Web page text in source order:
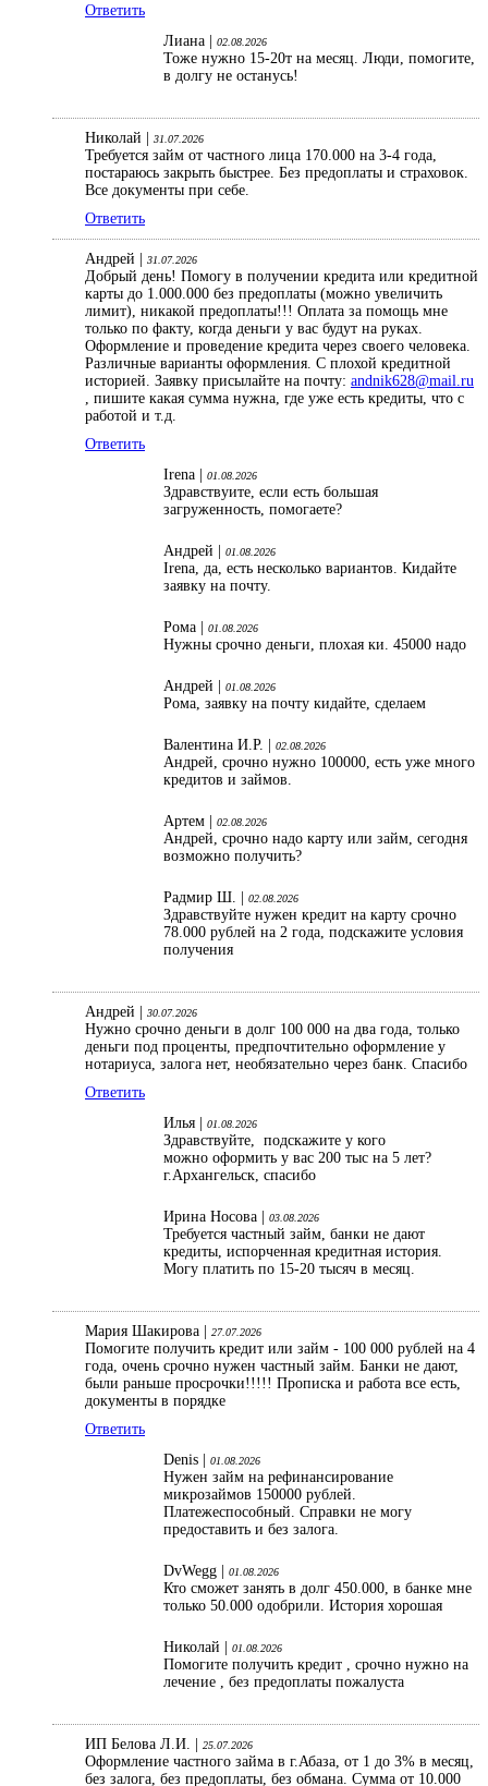
Ответить
Лиана | 02.08.2026
Тоже нужно 15-20т на месяц. Люди, помогите,
в долгу не останусь!
Николай | 31.07.2026
Требуется займ от частного лица 170.000 на 3-4 года,
постараюсь закрыть быстрее. Без предоплаты и страховок.
Все документы при себе.
Ответить
Андрей | 31.07.2026
Добрый день! Помогу в получении кредита или кредитной
карты до 1.000.000 без предоплаты (можно увеличить
лимит), никакой предоплаты!!! Оплата за помощь мне
только по факту, когда деньги у вас будут на руках.
Оформление и проведение кредита через своего человека.
Различные варианты оформления. С плохой кредитной
историей. Заявку присылайте на почту: andnik628@mail.ru
, пишите какая сумма нужна, где уже есть кредиты, что с
работой и т.д.
Ответить
Irena | 01.08.2026
Здравствуите, если есть большая
загруженность, помогаете?
Андрей | 01.08.2026
Irena, да, есть несколько вариантов. Кидайте
заявку на почту.
Рома | 01.08.2026
Нужны срочно деньги, плохая ки. 45000 надо
Андрей | 01.08.2026
Рома, заявку на почту кидайте, сделаем
Валентина И.Р. | 02.08.2026
Андрей, срочно нужно 100000, есть уже много
кредитов и займов.
Артем | 02.08.2026
Андрей, срочно надо карту или займ, сегодня
возможно получить?
Радмир Ш. | 02.08.2026
Здравствуйте нужен кредит на карту срочно
78.000 рублей на 2 года, подскажите условия
получения
Андрей | 30.07.2026
Нужно срочно деньги в долг 100 000 на два года, только
деньги под проценты, предпочтительно оформление у
нотариуса, залога нет, необязательно через банк. Спасибо
Ответить
Илья | 01.08.2026
Здравствуйте, подскажите у кого
можно оформить у вас 200 тыс на 5 лет?
г.Архангельск, спасибо
Ирина Носова | 03.08.2026
Требуется частный займ, банки не дают
кредиты, испорченная кредитная история.
Могу платить по 15-20 тысяч в месяц.
Мария Шакирова | 27.07.2026
Помогите получить кредит или займ - 100 000 рублей на 4
года, очень срочно нужен частный займ. Банки не дают,
были раньше просрочки!!!!! Прописка и работа все есть,
документы в порядке
Ответить
Denis | 01.08.2026
Нужен займ на рефинансирование
микрозаймов 150000 рублей.
Платежеспособный. Справки не могу
предоставить и без залога.
DvWegg | 01.08.2026
Кто сможет занять в долг 450.000, в банке мне
только 50.000 одобрили. История хорошая
Николай | 01.08.2026
Помогите получить кредит , срочно нужно на
лечение , без предоплаты пожалуста
ИП Белова Л.И. | 25.07.2026
Оформление частного займа в г.Абаза, от 1 до 3% в месяц,
без залога, без предоплаты, без обмана. Сумма от 10.000